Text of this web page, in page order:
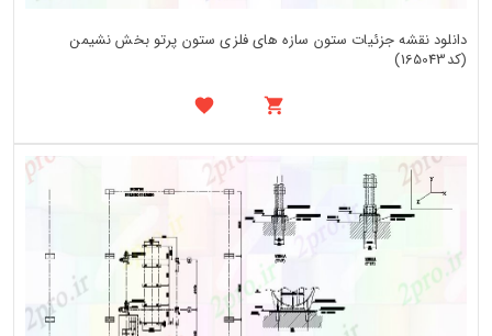
دانلود نقشه جزئیات ستون سازه های فلزی ستون پرتو بخش نشیمن
(کد165043)